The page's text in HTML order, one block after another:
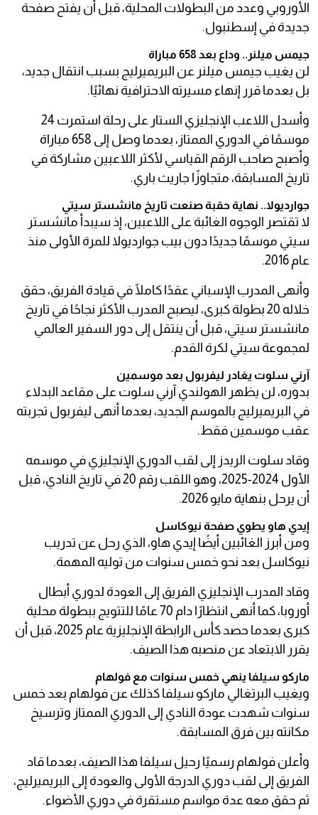
الأوروبي وعدد من البطولات المحلية، قبل أن يفتح صفحة
جديدة في إسطنبول.
جيمس ميلنر.. وداع بعد 658 مباراة
لن يغيب جيمس ميلنر عن البريميرليج بسبب انتقال جديد،
بل بعدما قرر إنهاء مسيرته الاحترافية نهائيًا.
وأسدل اللاعب الإنجليزي الستار على رحلة استمرت 24
موسمًا في الدوري الممتاز، بعدما وصل إلى 658 مباراة
وأصبح صاحب الرقم القياسي لأكثر اللاعبين مشاركة في
تاريخ المسابقة، متجاوزًا جاريث باري.
جوارديولا.. نهاية حقبة صنعت تاريخ مانشستر سيتي
لا تقتصر الوجوه الغائبة على اللاعبين، إذ سيبدأ مانشستر
سيتي موسمًا جديدًا دون بيب جوارديولا للمرة الأولى منذ
عام 2016.
وأنهى المدرب الإسباني عقدًا كاملًا في قيادة الفريق، حقق
خلاله 20 بطولة كبرى، ليصبح المدرب الأكثر نجاحًا في تاريخ
مانشستر سيتي، قبل أن ينتقل إلى دور السفير العالمي
لمجموعة سيتي لكرة القدم.
آرني سلوت يغادر ليفربول بعد موسمين
بدوره، لن يظهر الهولندي آرني سلوت على مقاعد البدلاء
في البريميرليج بالموسم الجديد، بعدما أنهى ليفربول تجربته
عقب موسمين فقط.
وقاد سلوت الريدز إلى لقب الدوري الإنجليزي في موسمه
الأول 2024-2025، وهو اللقب رقم 20 في تاريخ النادي، قبل
أن يرحل بنهاية مايو 2026.
إيدي هاو يطوي صفحة نيوكاسل
ومن أبرز الغائبين أيضًا إيدي هاو، الذي رحل عن تدريب
نيوكاسل بعد نحو خمس سنوات من توليه المهمة.
وقاد المدرب الإنجليزي الفريق إلى العودة لدوري أبطال
أوروبا، كما أنهى انتظارًا دام 70 عامًا للتتويج ببطولة محلية
كبرى بعدما حصد كأس الرابطة الإنجليزية عام 2025، قبل أن
يقرر الابتعاد عن منصبه هذا الصيف.
ماركو سيلفا ينهي خمس سنوات مع فولهام
ويغيب البرتغالي ماركو سيلفا كذلك عن فولهام بعد خمس
سنوات شهدت عودة النادي إلى الدوري الممتاز وترسيخ
مكانته بين فرق المسابقة.
وأعلن فولهام رسميًا رحيل سيلفا هذا الصيف، بعدما قاد
الفريق إلى لقب دوري الدرجة الأولى والعودة إلى البريميرليج،
ثم حقق معه عدة مواسم مستقرة في دوري الأضواء.